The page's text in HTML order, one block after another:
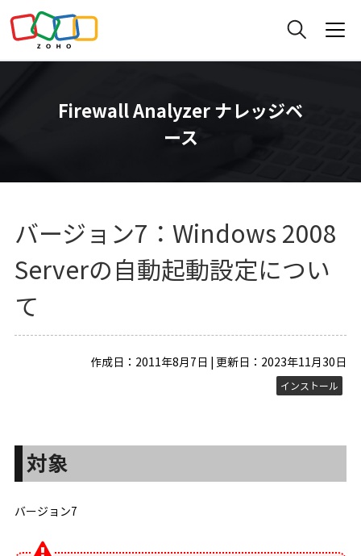
Firewall Analyzer ナレッジベ
ース
バージョン7：Windows 2008
Serverの自動起動設定につい
て
作成日：2011年8月7日 | 更新日：2023年11月30日
インストール
対象
バージョン7